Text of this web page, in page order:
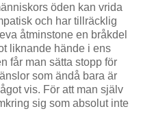
öden kan vrida
och har tillräcklig
åtminstone en bråkdel
liknande hände i ens
får man sätta stopp för
som ändå bara är
vis. För att man själv
sig som absolut inte